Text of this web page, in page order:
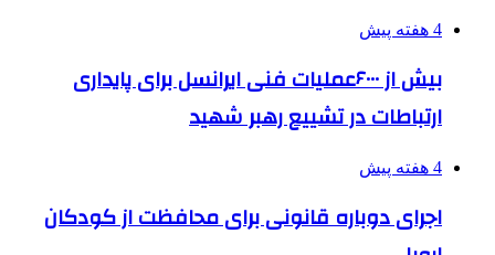
4 هفته پیش
بیش از ۶۰۰۰عملیات فنی ایرانسل برای پایداری
ارتباطات در تشییع رهبر شهید
4 هفته پیش
اجرای دوباره قانونی برای محافظت از کودکان